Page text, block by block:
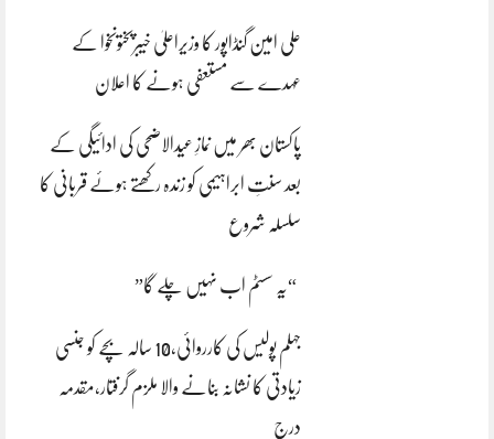
علی امین گنڈاپور کا وزیراعلیٰ خیبرپختونخوا کے
عہدے سے مستعفی ہونے کا اعلان
پاکستان بھر میں نمازِ عیدالاضحی کی ادائیگی کے
بعد سنتِ ابراہیمی کو زندہ رکھتے ہوئے قربانی کا
سلسلہ شروع
“یہ سسٹم اب نہیں چلے گا”
جہلم پولیس کی کارروائی،10 سالہ بچے کو جنسی
زیادتی کا نشانہ بنانے والا ملزم گرفتار،مقدمہ
درج